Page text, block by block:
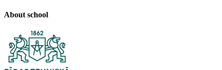
About school